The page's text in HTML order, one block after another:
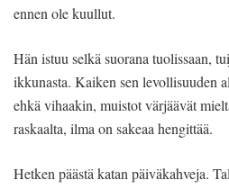
ennen ole kuullut.
Hän istuu selkä suorana tuolissaan,
ikkunasta. Kaiken sen levollisuuden
ehkä vihaakin, muistot värjäävät
raskaalta, ilma on sakeaa hengittää.
Hetken päästä katan päiväkahveja.